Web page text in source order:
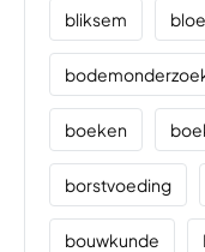
bliksem
boeken
borstvoeding
bouwkunde